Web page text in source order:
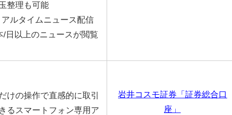
整理も可能
アルタイムニュース配信
/日以上のニュースが閲覧
けの操作で直感的に取引
るスマートフォン専用ア
岩井コスモ証券「証券総合口
座」